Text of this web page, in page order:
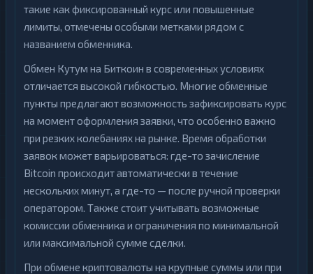
такие как фиксированный курс или повышенные
лимиты, отмечены особыми метками рядом с
названием обменника.
Обмен Кутум на Биткоин в современных условиях
отличается высокой гибкостью. Многие обменные
пункты предлагают возможность зафиксировать курс
на момент оформления заявки, что особенно важно
при резких колебаниях на рынке. Время обработки
заявок может варьироваться: где-то зачисление
Bitcoin происходит автоматически в течение
нескольких минут, а где-то — после ручной проверки
оператором. Также стоит учитывать возможные
комиссии обменника и ограничения по минимальной
или максимальной сумме сделки.
При обмене криптовалюты на крупные суммы или при